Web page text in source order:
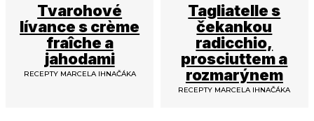
Tvarohové
lívance s crème
fraîche a
jahodami
RECEPTY MARCELA IHNAČÁKA
Tagliatelle s
čekankou
radicchio,
prosciuttem a
rozmarýnem
RECEPTY MARCELA IHNAČÁKA